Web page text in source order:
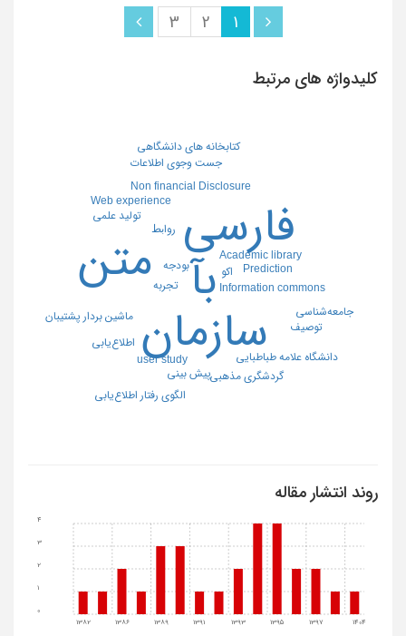
1
2
3
کلیدواژه های مرتبط
بآ
سازمان
فارسی
متن Academic library
Information commons
Non financial Disclosure
Prediction
user study
Web experience
پیش بینی
تجربه
تولید علمی
جست وجوی اطلاعات
گردشگری مذهبی
ماشین بردار پشتیبان
کتابخانه های دانشگاهی
اطلاع‌یابی
الگوی رفتار اطلاع‌یابی
اکو
بودجه
توصیف
جامعه‌شناسی
دانشگاه علامه طباطبایی
رواﺑﻂ
روند انتشار مقاله
1382 1386 1389 1391 1393 1395 1397 1404
0
1
2
3
4